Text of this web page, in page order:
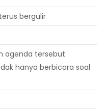
bergulir
agenda tersebut
hanya berbicara soal